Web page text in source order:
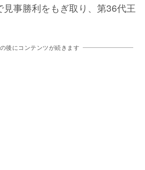
見事勝利をもぎ取り、第36代王
後にコンテンツが続きます